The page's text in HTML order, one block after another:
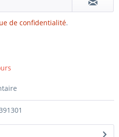
de confidentialité.